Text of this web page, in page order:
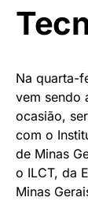
Na quarta-
vem sendo
ocasião,
com o
de Minas
o ILCT, da
Minas